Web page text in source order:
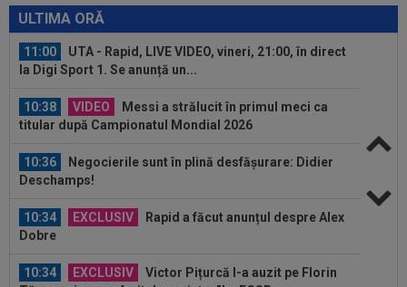
ULTIMA ORĂ
bătaie cu 0-3 de la o echipă de...
11:00
UTA - Rapid, LIVE VIDEO, vineri, 21:00, în direct
la Digi Sport 1. Se anunță un...
10:38 VIDEO
Messi a strălucit în primul meci ca
titular după Campionatul Mondial 2026
10:36
Negocierile sunt în plină desfășurare: Didier
Deschamps!
10:34 EXCLUSIV
Rapid a făcut anunțul despre Alex
Dobre
10:34 EXCLUSIV
Victor Pițurcă l-a auzit pe Florin